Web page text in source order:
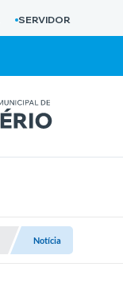
SERVIDOR
Notícia